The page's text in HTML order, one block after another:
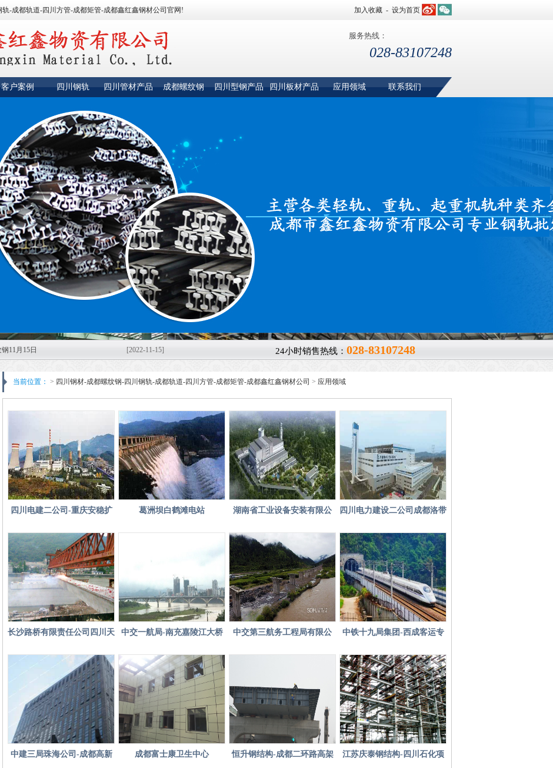
加入收藏 - 设为首页
-成都轨道-四川方管-成都矩管-成都鑫红鑫钢材公司官网!
服务热线：
028-83107248
客户案例 四川钢轨 四川管材产品 成都螺纹钢 四川型钢产品 四川板材产品 应用领域 联系我们
24小时销售热线： 028-83107248
11月15日
[2022-11-15]
-四川钢轨-
年11月
[2022-11-08]
都鑫红鑫
[2022-11-04]
10月27日
[2022-10-27]
-成都市鑫
[2022-10-14]
计划稳经
[2020-03-11]
方发文通
[2020-03-14]
格指数
[2020-03-10]
场还有下
点回顾——
[2019-12-19]
1-11月全国
[2019-12-17]
京津冀施
[2019-12-16]
游一周动
[2019-12-15]
仍处于下
[2019-12-14]
区域一重
[2019-12-05]
当前位置： > 四川钢材-成都螺纹钢-四川钢轨-成都轨道-四川方管-成都矩管-成都鑫红鑫钢材公司 > 应用领域
四川电建二公司-重庆安稳扩
建项目
葛洲坝白鹤滩电站 湖南省工业设备安装有限公
司-彭州隆丰发电厂项目
四川电力建设二公司成都洛带
万兴环保发电厂项目部
长沙路桥有限责任公司四川天
泉县凉水井大桥项目-钢板桩
计划
中交一航局-南充嘉陵江大桥
项目
中交第三航务工程局有限公
司-成南铁路
中铁十九局集团-西成客运专
线四川段
中建三局珠海公司-成都高新 成都富士康卫生中心 恒升钢结构-成都二环路高架 江苏庆泰钢结构-四川石化项